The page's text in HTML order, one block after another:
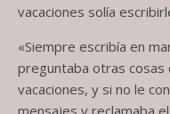
vacaciones solía
«Siempre escribía en
preguntaba otras cosas
vacaciones, y si no le
mensajes y reclamaba